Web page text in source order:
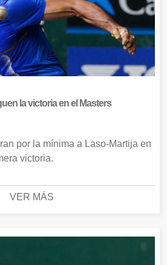
la victoria en el Masters
por la mínima a Laso-Martija en
victoria.
VER MÁS